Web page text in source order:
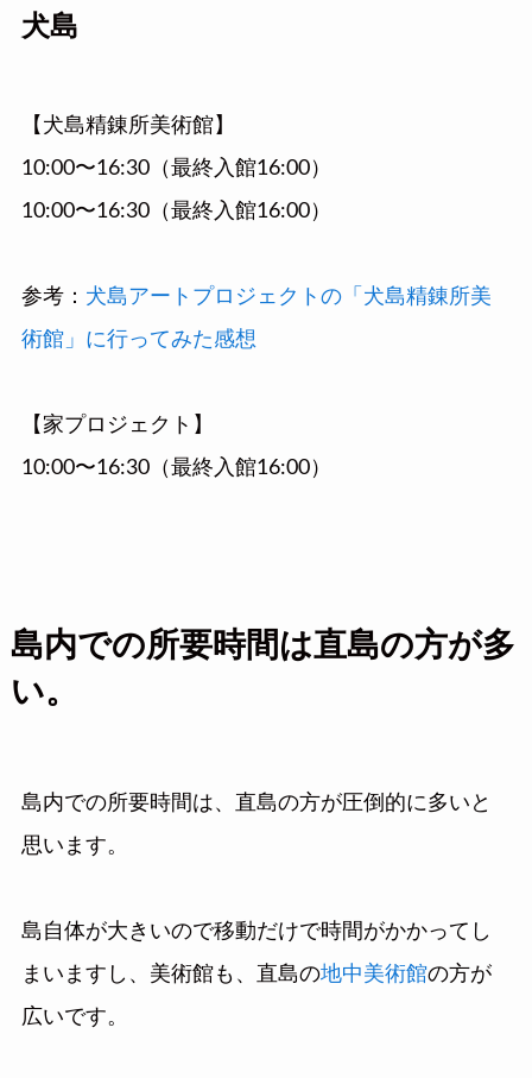
犬島
【犬島精錬所美術館】
10:00〜16:30（最終入館16:00）
10:00〜16:30（最終入館16:00）
参考： 犬島アートプロジェクトの「犬島精錬所美
術館」に行ってみた感想
【家プロジェクト】
10:00〜16:30（最終入館16:00）
島内での所要時間は直島の方が多
い。
島内での所要時間は、直島の方が圧倒的に多いと
思います。
島自体が大きいので移動だけで時間がかかってし
まいますし、美術館も、直島の地中美術館の方が
広いです。